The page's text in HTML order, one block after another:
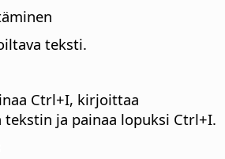
teksti.
Ctrl+I, kirjoittaa
tekstin ja painaa lopuksi Ctrl+I.